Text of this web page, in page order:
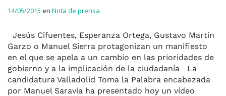
14/05/2015 en Nota de prensa
Jesús Cifuentes, Esperanza Ortega, Gustavo Martín
Garzo o Manuel Sierra protagonizan un manifiesto
en el que se apela a un cambio en las prioridades de
gobierno y a la implicación de la ciudadanía La
candidatura Valladolid Toma la Palabra encabezada
por Manuel Saravia ha presentado hoy un vídeo